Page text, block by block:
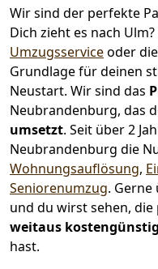
Wir sind der perfekte
Dich zieht es nach Ulm?
Umzugsserviceoder die
Grundlage für deinen
Neustart. Wir sind das
Neubrandenburg, das
umsetzt. Seit über 2
Neubrandenburg die
Wohnungsauflösung,
Seniorenumzug. Gerne
und du wirst sehen,
weitaus
hast.